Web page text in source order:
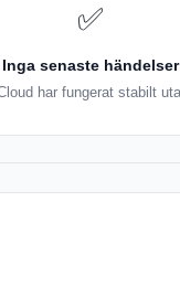
✅
Inga senaste händelser
har fungerat stabilt